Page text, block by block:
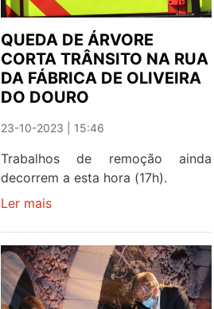
QUEDA DE ÁRVORE
CORTA TRÂNSITO NA RUA
DA FÁBRICA DE OLIVEIRA
DO DOURO
23-10-2023 | 15:46
Trabalhos de remoção ainda
decorrem a esta hora (17h).
Ler maissobre
DE
ÁRVORE
CORTA
TRÂNSITO